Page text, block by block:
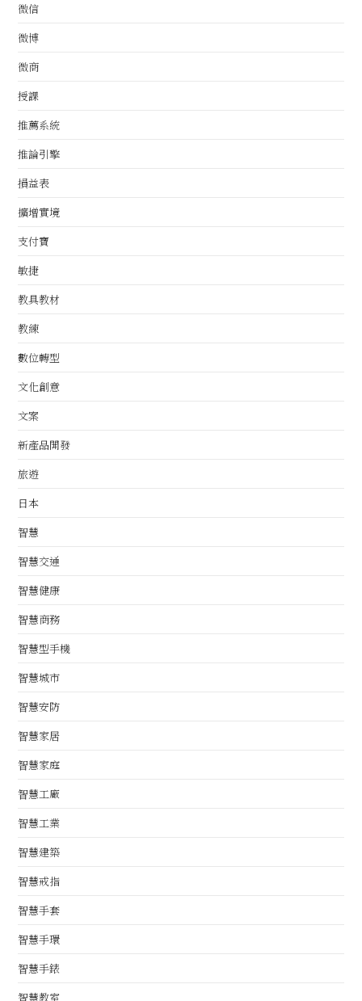
微信
微博
微商
授課
推薦系統
推論引擎
損益表
擴增實境
支付寶
敏捷
教具教材
教練
數位轉型
文化創意
文案
新產品開發
旅遊
日本
智慧
智慧交通
智慧健康
智慧商務
智慧型手機
智慧城市
智慧安防
智慧家居
智慧家庭
智慧工廠
智慧工業
智慧建築
智慧戒指
智慧手套
智慧手環
智慧手錶
智慧教室